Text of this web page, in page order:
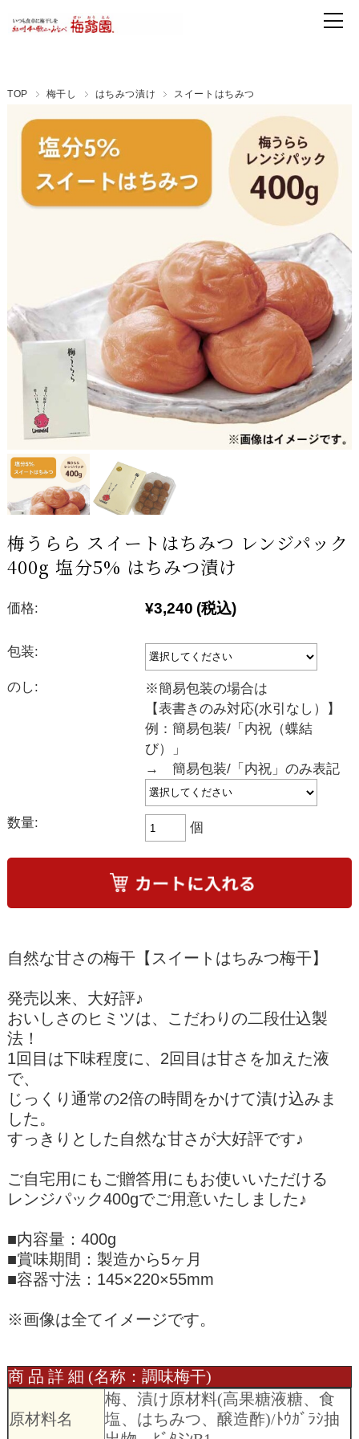
TOP 梅干し はちみつ漬け スイートはちみつ
梅うらら スイートはちみつ レンジパック
400g 塩分5% はちみつ漬け
価格: ¥3,240 (税込)
包装:
のし:
※簡易包装の場合は
【表書きのみ対応(水引なし）】
例：簡易包装/「内祝（蝶結
び）」
→ 簡易包装/「内祝」のみ表記
数量: 個
自然な甘さの梅干【スイートはちみつ梅干】
発売以来、大好評♪
おいしさのヒミツは、こだわりの二段仕込製
法！
1回目は下味程度に、2回目は甘さを加えた液
で、
じっくり通常の2倍の時間をかけて漬け込みま
した。
すっきりとした自然な甘さが大好評です♪
ご自宅用にもご贈答用にもお使いいただける
レンジパック400gでご用意いたしました♪
■内容量：400g
■賞味期間：製造から5ヶ月
■容器寸法：145×220×55mm
※画像は全てイメージです。
商 品 詳 細 (名称：調味梅干)
原材料名
梅、漬け原材料(高果糖液糖、食
塩、はちみつ、醸造酢)/ﾄｳｶﾞﾗｼ抽